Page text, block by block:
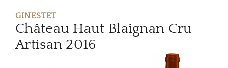
GINESTET
Château Haut Blaignan Cru
Artisan 2016